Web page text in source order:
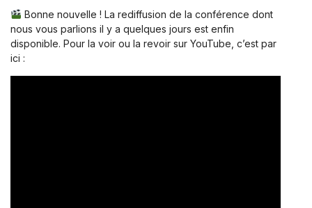
Bonne nouvelle ! La rediffusion de la conférence dont
nous vous parlions il y a quelques jours est enfin
disponible. Pour la voir ou la revoir sur YouTube, c’est par
ici :